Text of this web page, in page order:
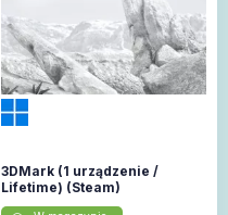
3DMark (1 urządzenie /
Lifetime) (Steam)